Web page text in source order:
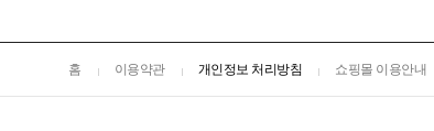
홈 이용약관 개인정보 처리방침 쇼핑몰 이용안내